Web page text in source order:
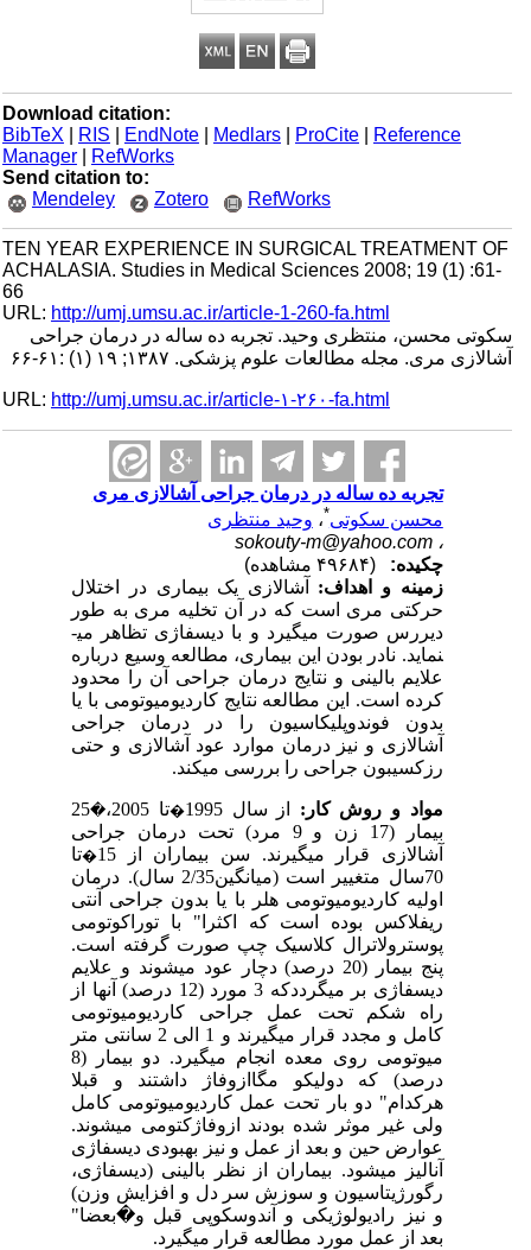
Download citation:
BibTeX
| RIS |EndNote |Medlars |ProCite |Reference
Manager
|RefWorks
Send citation to:
Mendeley
Zotero RefWorks
TEN YEAR EXPERIENCE IN SURGICAL TREATMENT OF
ACHALASIA. Studies in Medical Sciences 2008; 19 (1) :61-
66
URL:http://umj.umsu.ac.ir/article-1-260-fa.html
سکوتی محسن، منتظری وحید. تجربه ده ساله در درمان جراحی
آشالازی مری. مجله مطالعات علوم پزشکی. ۱۳۸۷; ۱۹ (۱) :۶۱-۶۶
URL:http://umj.umsu.ac.ir/article-۱-۲۶۰-fa.html
تجربه ده ساله در درمان جراحی آشالازی مری
محسن سکوتی ،وحید منتظری
sokouty-m@yahoo.com
چکیده:
زمینه و اهداف:آشالازی یک بیماری در اختلال
حرکتی مری است که در آن تخلیه مری به طور
دیررس صورت می­گیرد و با دیسفاژی تظاهر می­
نماید. نادر بودن این بیماری، مطالعه وسیع درباره
علایم بالینی و نتایج درمان جراحی آن را محدود
کرده است. این مطالعه نتایج کاردیومیوتومی با یا
بدون فوندوپلیکاسیون را در درمان جراحی
آشالازی و نیز درمان موارد عود آشالازی و حتی
رزکسیبون جراحی را بررسی می­کند.
مواد و روش کار:از سال 1995 �تا 2005 ،�
25
بیمار (17 زن و 9 مرد) تحت درمان جراحی
آشالازی قرار می­گیرند. سن بیماران از 15
�تا
70سال متغییر است (میانگین2/35 سال). درمان
اولیه کاردیومیوتومی هلر با یا بدون جراحی آنتی
ریفلاکس بوده است که اکثرا" با توراکوتومی
پوسترولاترال کلاسیک چپ صورت گرفته است.
پنج بیمار (20 درصد) دچار عود می­شوند و علایم
دیسفاژی بر می­گرددکه 3 مورد (12 درصد) آنها از
راه شکم تحت عمل جراحی کاردیومیوتومی
کامل و مجدد قرار می­گیرند و 1 الی 2 سانتی متر
میوتومی روی معده انجام می­گیرد. دو بیمار (8
درصد) که دولیکو مگاازوفاژ داشتند و قبلا
هرکدام" دو بار تحت عمل کاردیومیوتومی کامل
ولی غیر موثر شده بودند ازوفاژکتومی می­شوند.
عوارض حین و بعد از عمل و نیز بهبودی دیسفاژی
آنالیز می­شود. بیماران از نظر بالینی (دیسفاژی،
رگورژیتاسیون و سوزش سر دل و افزایش وزن)
و نیز رادیولوژیکی و آندوسکوپی قبل و �بعضا"
بعد از عمل مورد مطالعه قرار می­گیرد.